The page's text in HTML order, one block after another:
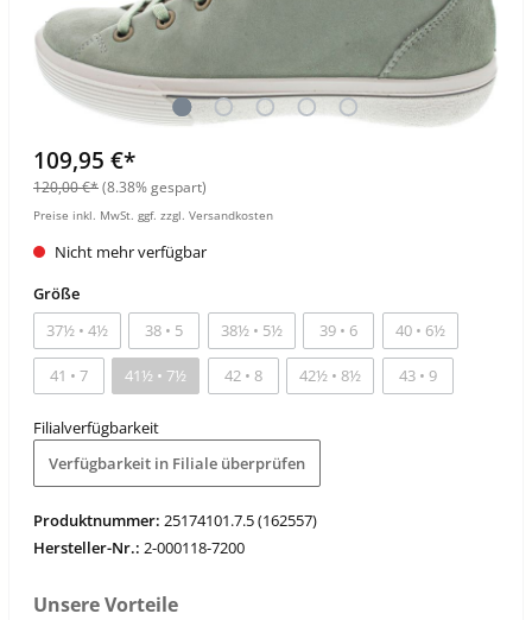
109,95 €*
120,00 €*(8.38% gespart)
Preise inkl. MwSt. ggf. zzgl. Versandkosten
Nicht mehr verfügbar
Größe
37½ • 4½
38 • 5 38½ • 5½ 39 • 6 40 • 6½
41 • 7 41½ • 7½ 42 • 8 42½ • 8½ 43 • 9
Filialverfügbarkeit
Verfügbarkeit in Filiale überprüfen
Produktnummer: 25174101.7.5 (162557)
Hersteller-Nr.: 2-000118-7200
Unsere Vorteile